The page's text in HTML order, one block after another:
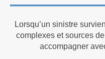
Lorsqu’un sinistre
complexes et sources
accompagner